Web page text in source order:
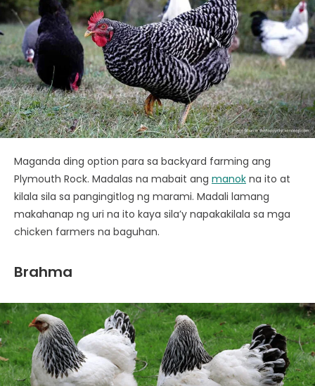
Maganda ding option para sa backyard farming ang
Plymouth Rock. Madalas na mabait ang manok na ito at
kilala sila sa pangingitlog ng marami. Madali lamang
makahanap ng uri na ito kaya sila’y napakakilala sa mga
chicken farmers na baguhan.
Brahma